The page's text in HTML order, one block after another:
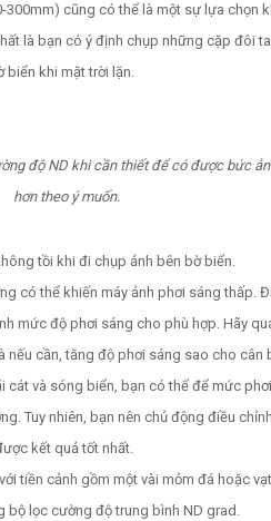
300mm) cũng có thể là một sự lựa chọn
là bạn có ý định chụp những cặp đôi
biển khi mặt trời lặn.
độ ND khi cần thiết để có được bức
hơn theo ý muốn.
tồi khi đi chụp ảnh bên bờ biển.
có thể khiến máy ảnh phơi sáng thấp.
mức độ phơi sáng cho phù hợp. Hãy
nếu cần, tăng độ phơi sáng sao cho cân
cát và sóng biển, bạn có thể để mức
Tuy nhiên, bạn nên chủ động điều
kết quả tốt nhất.
tiền cảnh gồm một vài mỏm đá hoặc
bộ lọc cường độ trung bình ND grad.